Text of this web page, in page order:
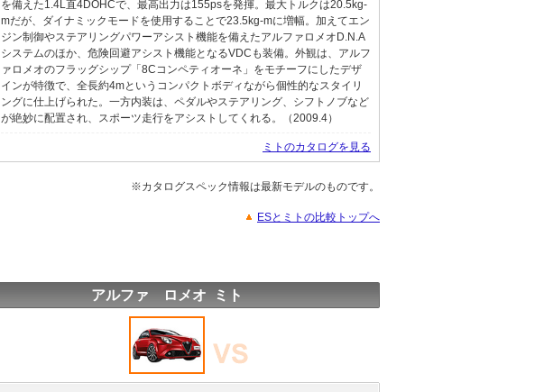
を備えた1.4L直4DOHCで、最高出力は155psを発揮。最大トルクは20.5kg-
mだが、ダイナミックモードを使用することで23.5kg-mに増幅。加えてエン
ジン制御やステアリングパワーアシスト機能を備えたアルファロメオD.N.A
システムのほか、危険回避アシスト機能となるVDCも装備。外観は、アルフ
ァロメオのフラッグシップ「8Cコンペティオーネ」をモチーフにしたデザ
インが特徴で、全長約4mというコンパクトボディながら個性的なスタイリ
ングに仕上げられた。一方内装は、ペダルやステアリング、シフトノブなど
が絶妙に配置され、スポーツ走行をアシストしてくれる。（2009.4）
ミトのカタログを見る
※カタログスペック情報は最新モデルのものです。
ESとミトの比較トップへ
アルファ ロメオ ミト